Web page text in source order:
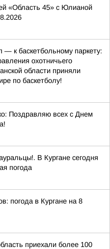
«Область 45» с Юлианой
— к баскетбольному паркету:
охотничьего
области приняли
по баскетболу!
Поздравляю всех с Днем
В Кургане сегодня
погода
погода в Кургане на 8
приехали более 100